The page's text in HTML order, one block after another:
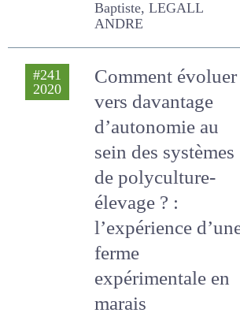
Gac A. , DOLLE Jean-
Baptiste, LEGALL ANDRE
#241
2020
Comment évoluer
vers davantage
d’autonomie au
sein des systèmes
de polyculture-
élevage ? :
l’expérience d’une
ferme
expérimentale en
marais